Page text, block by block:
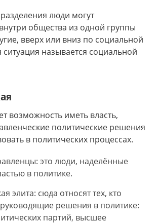
люди могут
общества из одной группы
вверх или вниз по социальной
ситуация называется социальной
возможность иметь власть,
политические решения
в политических процессах.
это люди, наделённые
в политике.
элита: сюда относят тех, кто
решения в политике:
партий, высшее